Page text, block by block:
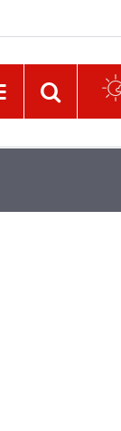
Olacak